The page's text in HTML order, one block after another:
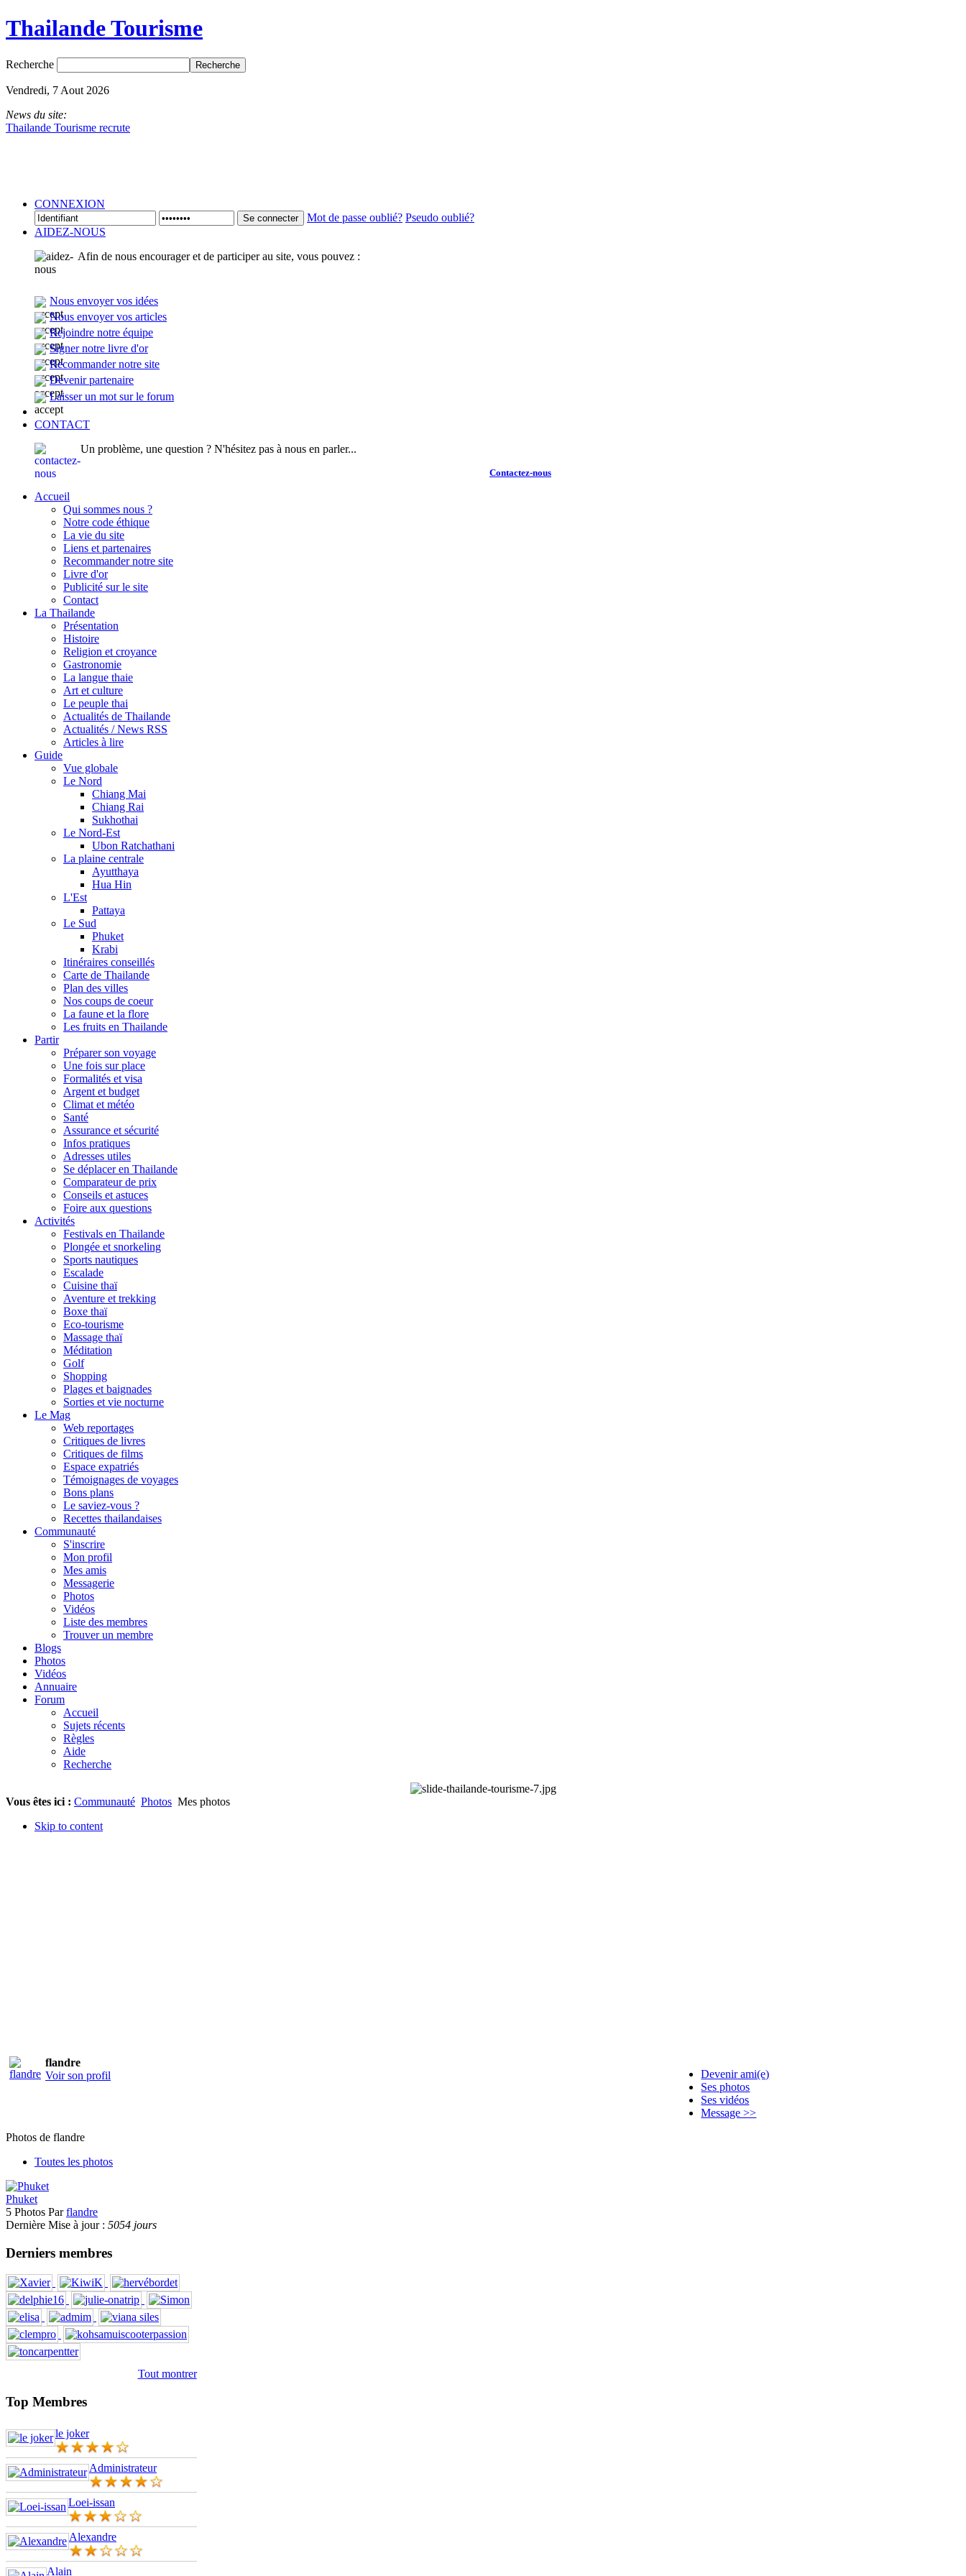
Thailande Tourisme
Recherche
Vendredi, 7 Aout 2026
News du site:
Thailande Tourisme recrute
CONNEXION
Se connecter Mot de passe oublié? Pseudo oublié?
AIDEZ-NOUS
Afin de nous encourager et de participer au site, vous pouvez :
Nous envoyer vos idées
Nous envoyer vos articles
Rejoindre notre équipe
Signer notre livre d'or
Recommander notre site
Devenir partenaire
Laisser un mot sur le forum
CONTACT
Un problème, une question ? N'hésitez pas à nous en parler...
Contactez-nous
Accueil
Qui sommes nous ?
Notre code éthique
La vie du site
Liens et partenaires
Recommander notre site
Livre d'or
Publicité sur le site
Contact
La Thailande
Présentation
Histoire
Religion et croyance
Gastronomie
La langue thaie
Art et culture
Le peuple thai
Actualités de Thailande
Actualités / News RSS
Articles à lire
Guide
Vue globale
Le Nord
Chiang Mai
Chiang Rai
Sukhothai
Le Nord-Est
Ubon Ratchathani
La plaine centrale
Ayutthaya
Hua Hin
L'Est
Pattaya
Le Sud
Phuket
Krabi
Itinéraires conseillés
Carte de Thailande
Plan des villes
Nos coups de coeur
La faune et la flore
Les fruits en Thailande
Partir
Préparer son voyage
Une fois sur place
Formalités et visa
Argent et budget
Climat et météo
Santé
Assurance et sécurité
Infos pratiques
Adresses utiles
Se déplacer en Thailande
Comparateur de prix
Conseils et astuces
Foire aux questions
Activités
Festivals en Thailande
Plongée et snorkeling
Sports nautiques
Escalade
Cuisine thaï
Aventure et trekking
Boxe thaï
Eco-tourisme
Massage thaï
Méditation
Golf
Shopping
Plages et baignades
Sorties et vie nocturne
Le Mag
Web reportages
Critiques de livres
Critiques de films
Espace expatriés
Témoignages de voyages
Bons plans
Le saviez-vous ?
Recettes thailandaises
Communauté
S'inscrire
Mon profil
Mes amis
Messagerie
Photos
Vidéos
Liste des membres
Trouver un membre
Blogs
Photos
Vidéos
Annuaire
Forum
Accueil
Sujets récents
Règles
Aide
Recherche
Vous êtes ici : Communauté Photos Mes photos
Skip to content
flandre
Voir son profil
Devenir ami(e)
Ses photos
Ses vidéos
Message >>
Photos de flandre
Toutes les photos
Phuket
5 Photos Parflandre
Dernière Mise à jour : 5054 jours
Derniers membres
Tout montrer
Top Membres
le joker
Administrateur
Loei-issan
Alexandre
Alain